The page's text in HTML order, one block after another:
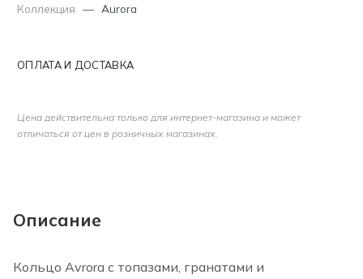
Коллекция — Aurora
ОПЛАТА И ДОСТАВКА
Цена действительна только для интернет-магазина и может
отличаться от цен в розничных магазинах.
Описание
Кольцо Avrora с топазами, гранатами и